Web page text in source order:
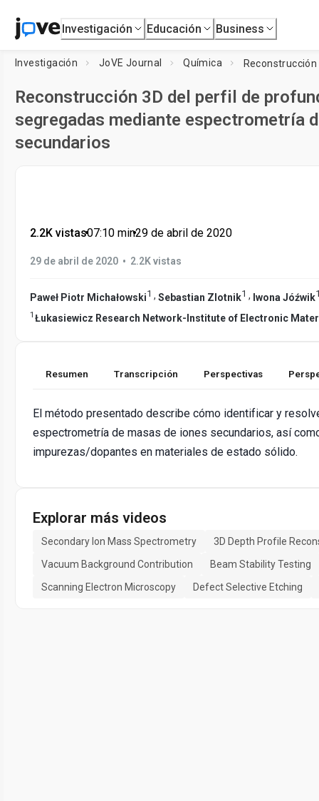
Investigación Educación Business
Investigación JoVE Journal Química
Reconstrucción 3D del perfil de
segregadas mediante espectrometría
secundarios
2.2K vistas•07:10 min•29 de abril de 2020
29 de abril de 2020 • 2.2K vistas
Paweł Piotr Michałowski1 , Sebastian Zlotnik1 , Iwona Jóźwik
1 Łukasiewicz Research Network-Institute of Electronic
Resumen Transcripción Perspectivas
El método presentado describe cómo identificar y
espectrometría de masas de iones secundarios, así
impurezas/dopantes en materiales de estado sólido.
Explorar más videos
Secondary Ion Mass Spectrometry
3D Depth Profile
Vacuum Background Contribution
Beam Stability Testing
Scanning Electron Microscopy
Defect Selective Etching